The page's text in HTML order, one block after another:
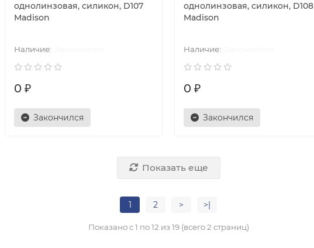
однолинзовая, силикон, D107
Madison
0 ₽
Закончился
однолинзовая, силикон, D108
Madison
0 ₽
Закончился
Показать еще
1 2 > >|
Показано с 1 по 12 из 19 (всего 2 страниц)